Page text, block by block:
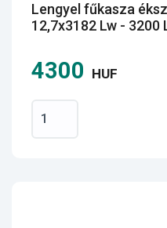
Lengyel fűkasza
12,7x3182 Lw - 3200
4300 HUF